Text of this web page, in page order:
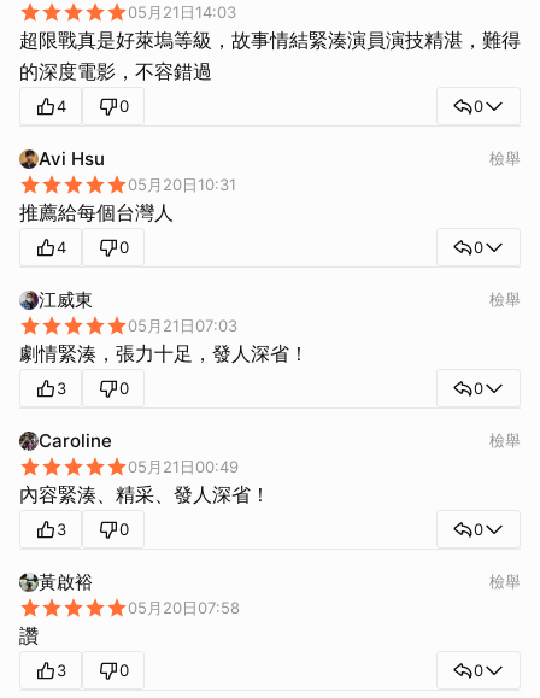
05月21日14:03
超限戰真是好萊塢等級，故事情結緊湊演員演技精湛，難得
的深度電影，不容錯過
4 0 0
Avi Hsu
05月20日10:31
檢舉
推薦給每個台灣人
4 0 0
江威東
05月21日07:03
檢舉
劇情緊湊，張力十足，發人深省！
3 0 0
Caroline
05月21日00:49
檢舉
內容緊湊、精采、發人深省！
3 0 0
黃啟裕
05月20日07:58
檢舉
讚
3 0 0